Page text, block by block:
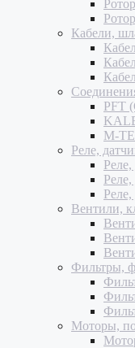
Кабели,
PFT
M-
Реле,
Вентили,
Фильтры,
Моторы,